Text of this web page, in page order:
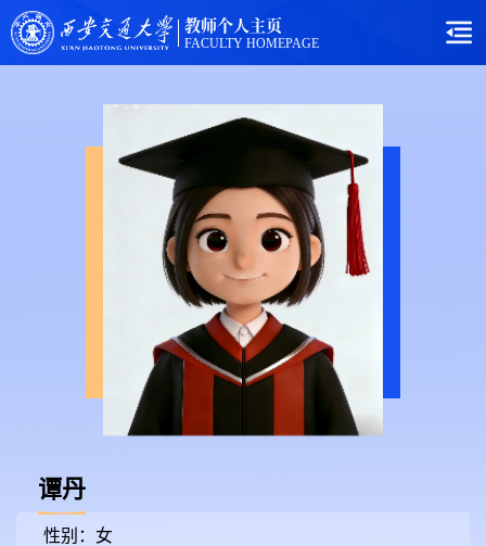
教师个人主页
FACULTY HOMEPAGE
谭丹
性别：女